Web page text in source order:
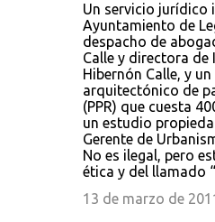
Un servicio jurídico
Ayuntamiento de
despacho de
Calle y directora de
Hibernón Calle, y
arquitectónico de
(PPR) que cuesta
un estudio
Gerente de
No es ilegal, pero
ética y del llamado
13 de marzo de